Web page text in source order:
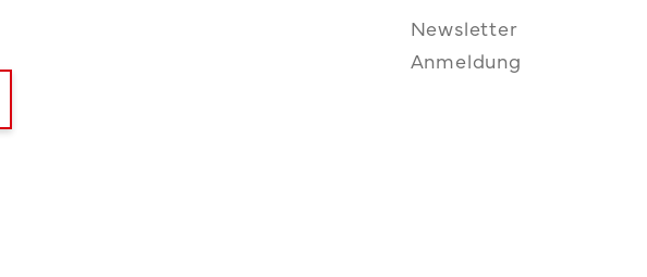
Newsletter
Anmeldung